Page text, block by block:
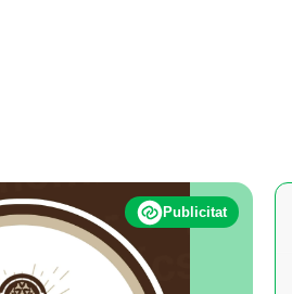
Publicitat